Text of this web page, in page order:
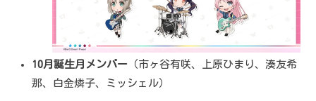
10月誕生月メンバー （市ヶ谷有咲、上原ひまり、湊友希
那、白金燐子、ミッシェル）